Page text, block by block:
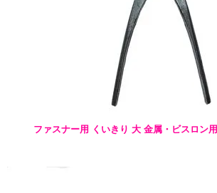
ファスナー用 くいきり 大 金属・ビスロン用